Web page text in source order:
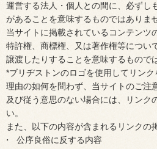
運営する法人・個人との間に、必ずし
があることを意味するものではありま
当サイトに掲載されているコンテンツ
特許権、商標権、又は著作権等につい
譲渡したりすることを意味するもので
*ブリヂストンのロゴを使用してリンク
理由の如何を問わず、当サイトのご注
及び従う意思のない場合には、リンク
い。
また、以下の内容が含まれるリンクの
公序良俗に反する内容